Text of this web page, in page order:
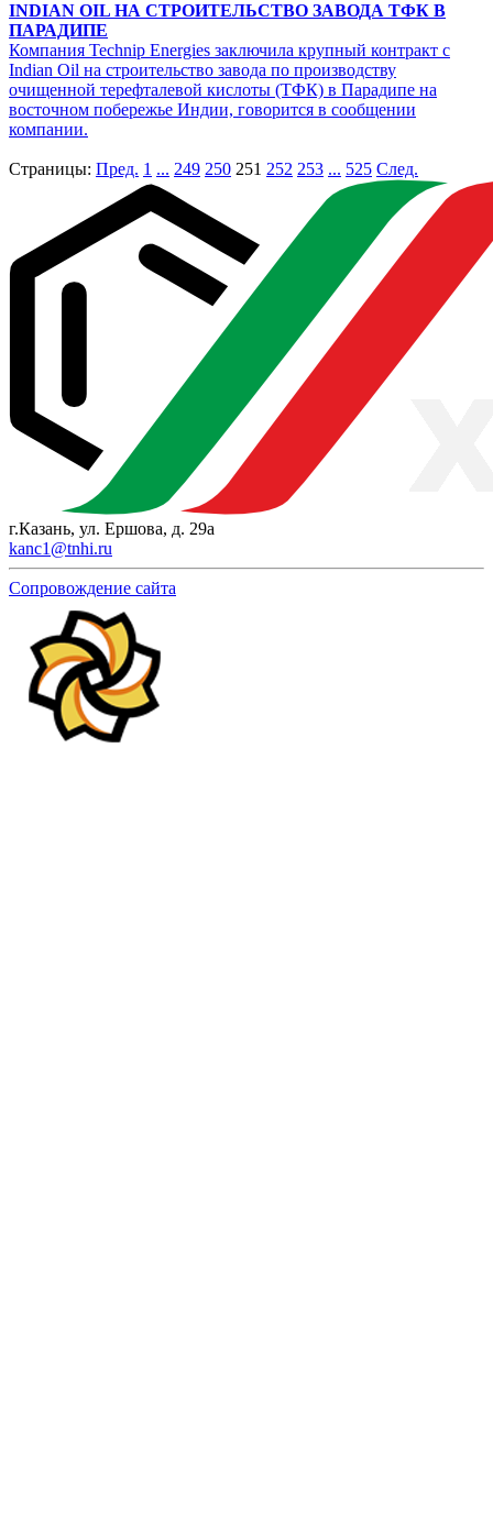
INDIAN OIL НА СТРОИТЕЛЬСТВО ЗАВОДА ТФК В
ПАРАДИПЕ
Компания Technip Energies заключила крупный контракт с
Indian Oil на строительство завода по производству
очищенной терефталевой кислоты (ТФК) в Парадипе на
восточном побережье Индии, говорится в сообщении
компании.
Страницы: Пред. 1 ... 249 250 251 252 253 ... 525 След.
г.Казань, ул. Ершова, д. 29а
kanc1@tnhi.ru
Сопровождение сайта